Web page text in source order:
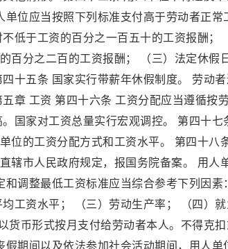
位应当按照下列标准支付高于劳动者正常
低于工资的百分之一百五十的工资报酬；
百分之二百的工资报酬； （三）法定休假日
十五条 国家实行带薪年休假制度。 劳动者
章 工资 第四十六条 工资分配应当遵循按劳
国家对工资总量实行宏观调控。 第四十七
位的工资分配方式和工资水平。 第四十八
辖市人民政府规定，报国务院备案。 用人
调整最低工资标准应当综合参考下列因素：
工资水平； （三）劳动生产率； （四）就
货币形式按月支付给劳动者本人。不得克
期间以及依法参加社会活动期间，用人单